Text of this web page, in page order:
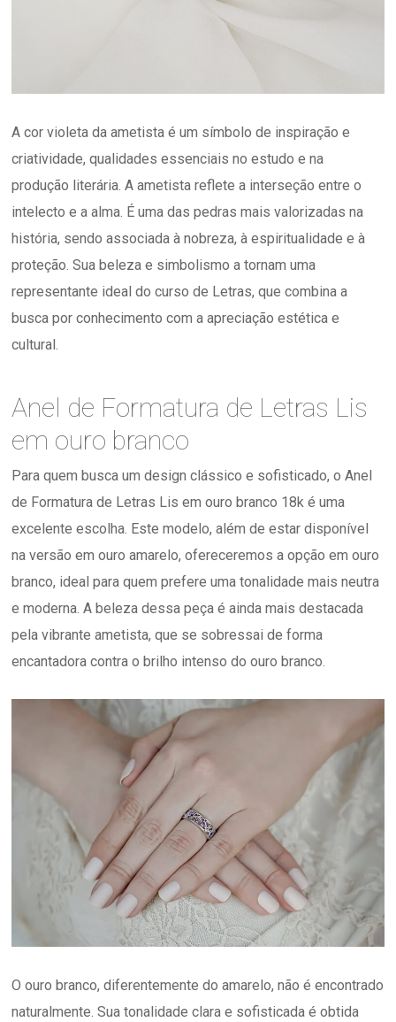
A cor violeta da ametista é um símbolo de inspiração e
criatividade, qualidades essenciais no estudo e na
produção literária. A ametista reflete a interseção entre o
intelecto e a alma. É uma das pedras mais valorizadas na
história, sendo associada à nobreza, à espiritualidade e à
proteção. Sua beleza e simbolismo a tornam uma
representante ideal do curso de Letras, que combina a
busca por conhecimento com a apreciação estética e
cultural.
Anel de Formatura de Letras Lis
em ouro branco
Para quem busca um design clássico e sofisticado, o Anel
de Formatura de Letras Lis em ouro branco 18k é uma
excelente escolha. Este modelo, além de estar disponível
na versão em ouro amarelo, ofereceremos a opção em ouro
branco, ideal para quem prefere uma tonalidade mais neutra
e moderna. A beleza dessa peça é ainda mais destacada
pela vibrante ametista, que se sobressai de forma
encantadora contra o brilho intenso do ouro branco.
O ouro branco, diferentemente do amarelo, não é encontrado
naturalmente. Sua tonalidade clara e sofisticada é obtida